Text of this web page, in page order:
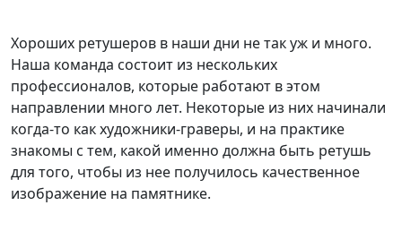
Хороших ретушеров в наши дни не так уж и много.
Наша команда состоит из нескольких
профессионалов, которые работают в этом
направлении много лет. Некоторые из них начинали
когда-то как художники-граверы, и на практике
знакомы с тем, какой именно должна быть ретушь
для того, чтобы из нее получилось качественное
изображение на памятнике.